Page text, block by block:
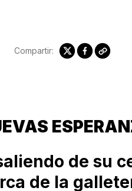
Compartir:
de su
de la